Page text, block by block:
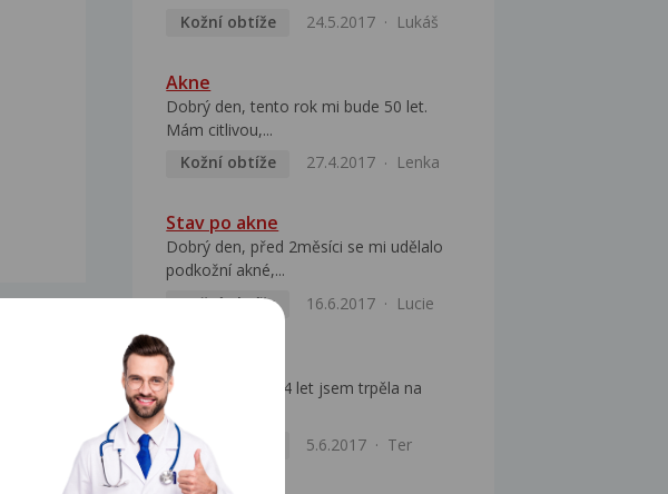
Kožní obtíže
24.5.2017 Lukáš
Akne
Dobrý den, tento rok mi bude 50 let.
Mám citlivou,...
Kožní obtíže
27.4.2017 Lenka
Stav po akne
Dobrý den, před 2měsíci se mi udělalo
podkožní akné,...
Kožní obtíže
16.6.2017 Lucie
Akné, roztoči
Dobrý den, od 14 let jsem trpěla na
Kožní obtíže
5.6.2017 Ter